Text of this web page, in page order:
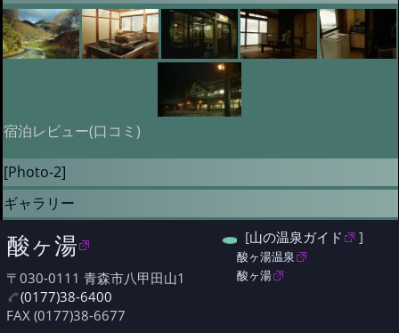
宿泊レビュー(口コミ)
[Photo-2]
ギャラリー
酸ヶ湯
〒030-0111 青森市八甲田山1
(0177)38-6400
FAX (0177)38-6677
[山の温泉ガイド ]
酸ヶ湯温泉
酸ヶ湯